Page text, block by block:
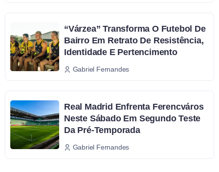
“Várzea” Transforma O Futebol De
Bairro Em Retrato De Resistência,
Identidade E Pertencimento
Gabriel Fernandes
Real Madrid Enfrenta Ferencváros
Neste Sábado Em Segundo Teste
Da Pré-Temporada
Gabriel Fernandes